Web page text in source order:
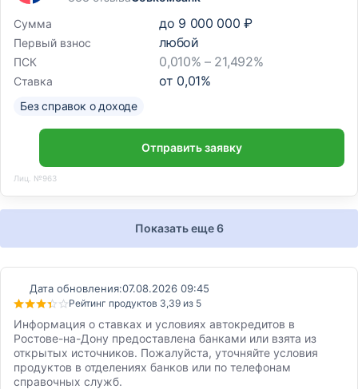
Сумма
до 9 000 000 ₽
Первый взнос любой
ПСК 0,010% – 21,492%
Ставка от 0,01%
Без справок о доходе
Отправить заявку
Лиц. №963
Показать еще 6
Дата обновления:07.08.2026 09:45
Рейтинг продуктов 3,39 из 5
Информация о ставках и условиях автокредитов в
Ростове-на-Дону предоставлена банками или взята из
открытых источников. Пожалуйста, уточняйте условия
продуктов в отделениях банков или по телефонам
справочных служб.